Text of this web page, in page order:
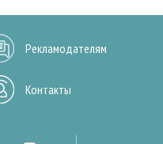
Рекламодателям
Контакты